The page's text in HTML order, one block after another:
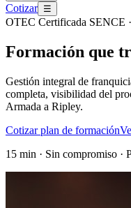
Cotizar ☰
OTEC Certificada SENCE
Formación que
Gestión integral de
completa, visibilidad del
Armada a Ripley.
Cotizar plan de formación
15 min · Sin compromiso ·